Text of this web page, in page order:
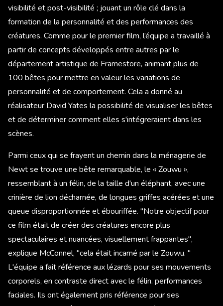
visibilité et post-visibilité ; jouant un rôle clé dans la
formation de la personnalité et des performances des
créatures. Comme pour le premier film, l’équipe a travaillé à
partir de concepts développés entre autres par le
département artistique de Framestore, animant plus de
100 bêtes pour mettre en valeur les variations de
personnalité et de comportement. Cela a donné au
réalisateur David Yates la possibilité de visualiser les bêtes
et de déterminer comment elles s'intégreraient dans les
scènes.
Parmi ceux qui se frayent un chemin dans la ménagerie de
Newt se trouve une bête remarquable, le « Zouwu »,
ressemblant à un félin, de la taille d'un éléphant, avec une
crinière de lion décharnée, de longues griffes acérées et une
queue disproportionnée et ébouriffée. "Notre objectif pour
ce film était de créer des créatures encore plus
spectaculaires et nuancées, visuellement frappantes",
explique McConnel, "cela était incarné par le Zouwu. "
L'équipe a fait référence aux lézards pour ses mouvements
corporels, en contraste direct avec le félin. performances
faciales. Ils ont également pris référence pour ses